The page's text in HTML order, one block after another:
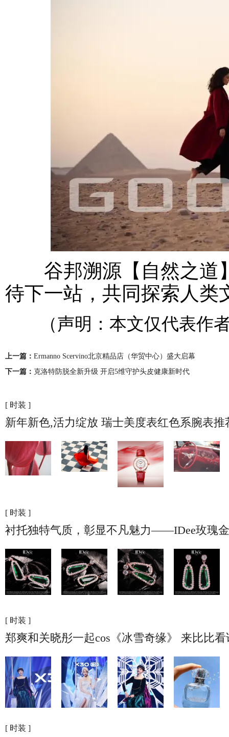
谷邦溯源【自然之道
待下一站，共同探索人类
（声明：本文仅代表作者
上一篇： Ermanno Scervino北京精品店（华贸中心）盛大启幕
下一篇： 克洛特防脱全新升级 开启5维守护头皮健康新时代
[ 时装 ]
新年新色,活力绽放 瑞士美度表红色系腕表推
[ 时装 ]
衬托独特气质，彰显不凡魅力——IDee玫瑰
[ 时装 ]
郑爽和关晓彤一起cos《冰雪奇缘》 来比比
[ 时装 ]